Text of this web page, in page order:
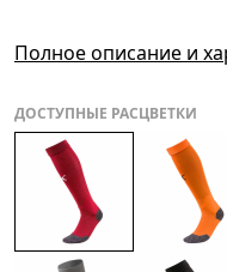
Полное описание и
ДОСТУПНЫЕ РАСЦВЕТКИ